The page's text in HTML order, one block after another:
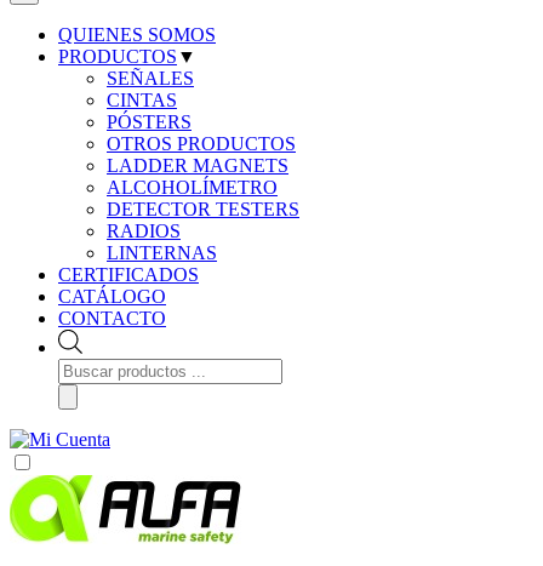
QUIENES SOMOS
PRODUCTOS ▼
SEÑALES
CINTAS
PÓSTERS
OTROS PRODUCTOS
LADDER MAGNETS
ALCOHOLÍMETRO
DETECTOR TESTERS
RADIOS
LINTERNAS
CERTIFICADOS
CATÁLOGO
CONTACTO
Búsqueda
de
productos